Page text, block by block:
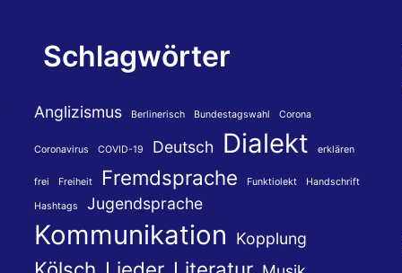
Schlagwörter
Anglizismus Berlinerisch Bundestagswahl Corona
Coronavirus COVID-19 Deutsch Dialekt erklären
frei Freiheit Fremdsprache Funktiolekt Handschrift
Hashtags Jugendsprache
Kommunikation Kopplung